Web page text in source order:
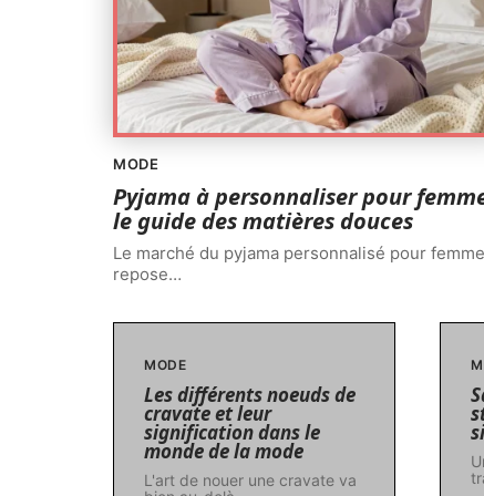
MODE
Pyjama à personnaliser pour
le guide des matières douces
Le marché du pyjama personnalisé pour femme
repose…
MODE
Les différents noeuds de
cravate et leur
signification dans le
monde de la mode
L'art de nouer une cravate va